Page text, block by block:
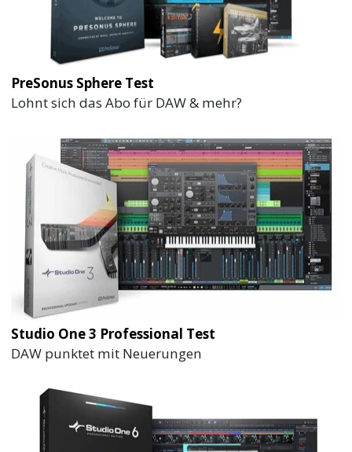
PreSonus Sphere Test
Lohnt sich das Abo für DAW & mehr?
Studio One 3 Professional Test
DAW punktet mit Neuerungen